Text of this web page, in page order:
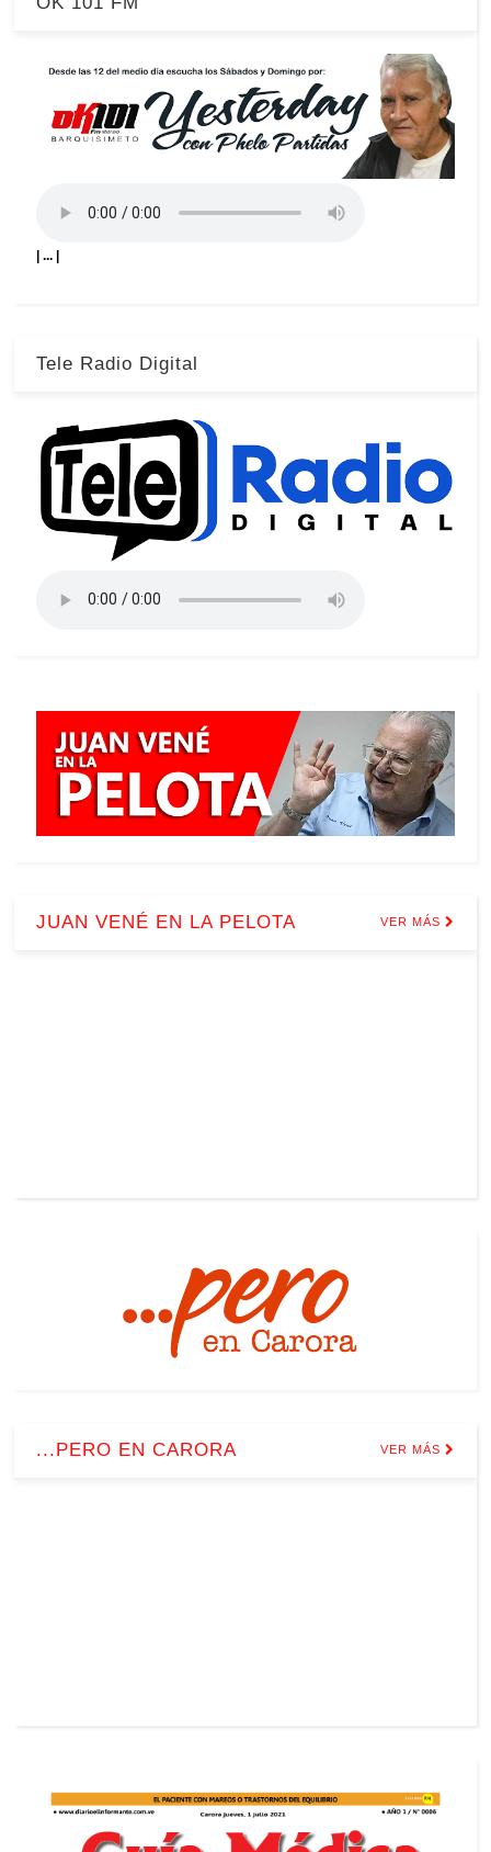
| ... |
Tele Radio Digital
JUAN VENÉ EN LA PELOTA VER MÁS
...PERO EN CARORA VER MÁS